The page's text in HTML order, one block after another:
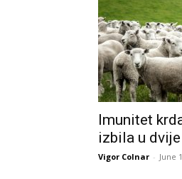
Imunitet
izbila u
Vigor Colnar - June